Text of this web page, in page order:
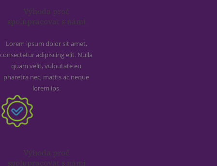
Výhoda proč
spolupracovat s námi
Lorem ipsum dolor sit amet,
consectetur adipiscing elit. Nulla
quam velit, vulputate eu
pharetra nec, mattis ac neque
lorem ips.
Výhoda proč
spolupracovat s námi